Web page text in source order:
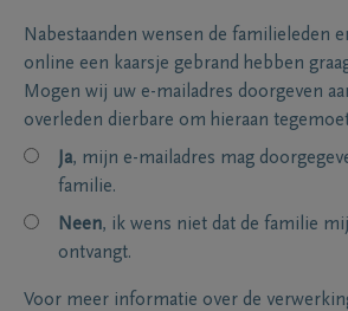
Nabestaanden wensen de familieleden
online een kaarsje gebrand hebben
Mogen wij uw e-mailadres doorgeven
overleden dierbare om hieraan
Ja, mijn e-mailadres mag
familie.
Neen, ik wens niet dat de familie
ontvangt.
Voor meer informatie over de